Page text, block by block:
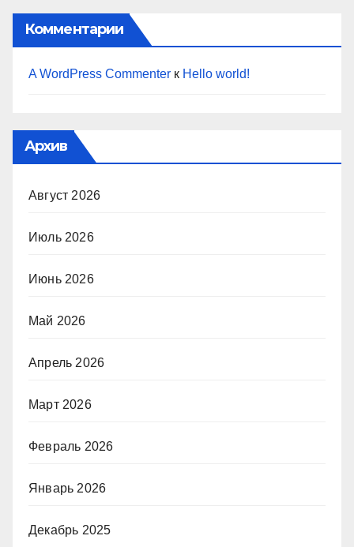
Комментарии
A WordPress Commenter к Hello world!
Архив
Август 2026
Июль 2026
Июнь 2026
Май 2026
Апрель 2026
Март 2026
Февраль 2026
Январь 2026
Декабрь 2025